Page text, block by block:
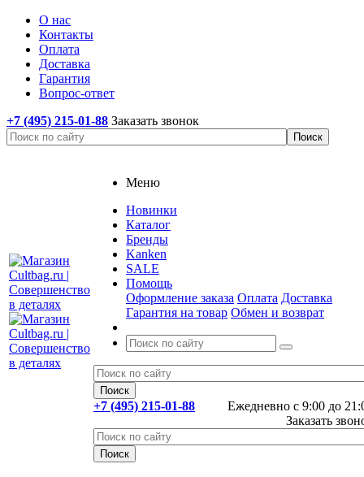
О нас
Контакты
Оплата
Доставка
Гарантия
Вопрос-ответ
+7 (495) 215-01-88 Заказать звонок
Меню
Новинки
Каталог
Бренды
Kanken
SALE
Помощь
Оформление заказа Оплата Доставка
Гарантия на товар Обмен и возврат
Ежедневно с 9:00 до
+7 (495) 215-01-88
Заказать